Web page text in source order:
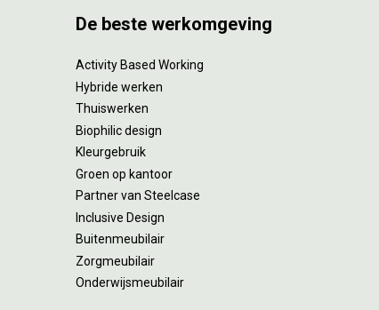
De beste werkomgeving
Activity Based Working
Hybride werken
Thuiswerken
Biophilic design
Kleurgebruik
Groen op kantoor
Partner van Steelcase
Inclusive Design
Buitenmeubilair
Zorgmeubilair
Onderwijsmeubilair